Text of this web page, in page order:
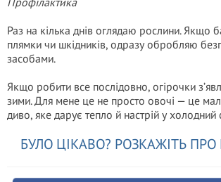
Раз на кілька днів оглядаю рослини. Якщо
плямки чи шкідників, одразу обробляю
засобами.
Якщо робити все послідовно, огірочки
зими. Для мене це не просто овочі — це
диво, яке дарує тепло й настрій у холодний
БУЛО ЦІКАВО? РОЗКАЖІТЬ